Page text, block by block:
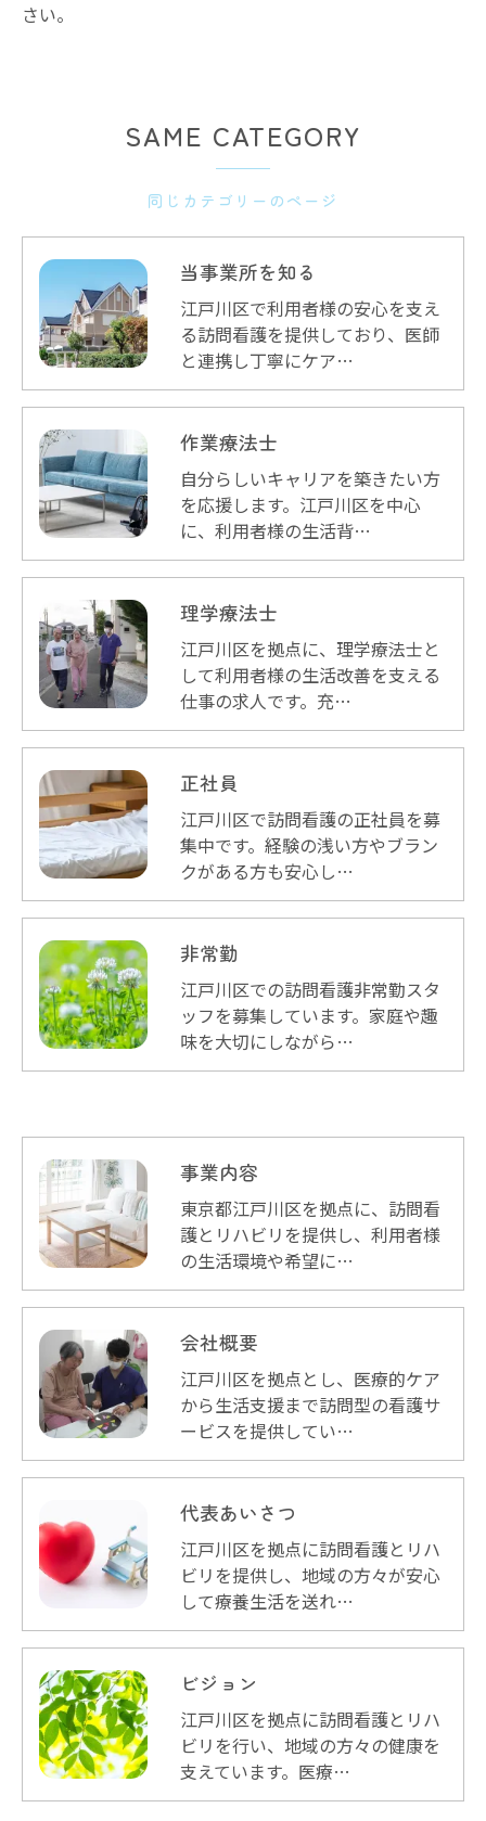
さい。
同じカテゴリーのページ
SAME CATEGORY
当事業所を知る
江戸川区で利用者様の安心を支え
る訪問看護を提供しており、医師
と連携し丁寧にケア…
作業療法士
自分らしいキャリアを築きたい方
を応援します。江戸川区を中心
に、利用者様の生活背…
理学療法士
江戸川区を拠点に、理学療法士と
して利用者様の生活改善を支える
仕事の求人です。充…
正社員
江戸川区で訪問看護の正社員を募
集中です。経験の浅い方やブラン
クがある方も安心し…
非常勤
江戸川区での訪問看護非常勤スタ
ッフを募集しています。家庭や趣
味を大切にしながら…
事業内容
東京都江戸川区を拠点に、訪問看
護とリハビリを提供し、利用者様
の生活環境や希望に…
会社概要
江戸川区を拠点とし、医療的ケア
から生活支援まで訪問型の看護サ
ービスを提供してい…
代表あいさつ
江戸川区を拠点に訪問看護とリハ
ビリを提供し、地域の方々が安心
して療養生活を送れ…
ビジョン
江戸川区を拠点に訪問看護とリハ
ビリを行い、地域の方々の健康を
支えています。医療…
お問い合わせはこちら